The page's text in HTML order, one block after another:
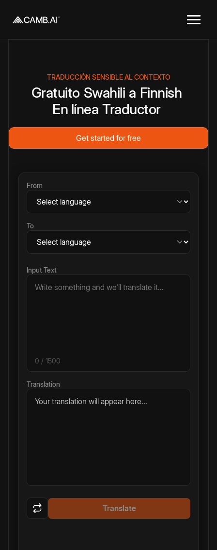
TRADUCCIÓN SENSIBLE AL CONTEXTO
Gratuito Swahili a Finnish
En línea Traductor
Get started for free
From
To
Input Text
0 / 1500
Translation
Your translation will appear here...
Translate